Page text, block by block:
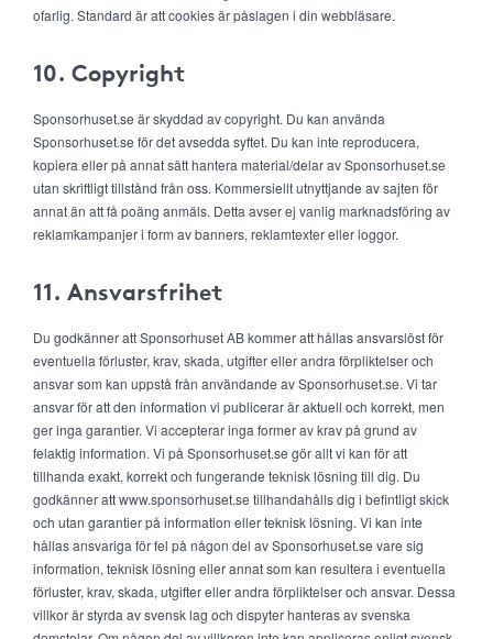
ofarlig. Standard är att cookies är påslagen i din webbläsare.
10. Copyright
Sponsorhuset.se är skyddad av copyright. Du kan använda
Sponsorhuset.se för det avsedda syftet. Du kan inte reproducera,
kopiera eller på annat sätt hantera material/delar av Sponsorhuset.se
utan skriftligt tillstånd från oss. Kommersiellt utnyttjande av sajten för
annat än att få poäng anmäls. Detta avser ej vanlig marknadsföring av
reklamkampanjer i form av banners, reklamtexter eller loggor.
11. Ansvarsfrihet
Du godkänner att Sponsorhuset AB kommer att hållas ansvarslöst för
eventuella förluster, krav, skada, utgifter eller andra förpliktelser och
ansvar som kan uppstå från användande av Sponsorhuset.se. Vi tar
ansvar för att den information vi publicerar är aktuell och korrekt, men
ger inga garantier. Vi accepterar inga former av krav på grund av
felaktig information. Vi på Sponsorhuset.se gör allt vi kan för att
tillhanda exakt, korrekt och fungerande teknisk lösning till dig. Du
godkänner att www.sponsorhuset.se tillhandahålls dig i befintligt skick
och utan garantier på information eller teknisk lösning. Vi kan inte
hållas ansvariga för fel på någon del av Sponsorhuset.se vare sig
information, teknisk lösning eller annat som kan resultera i eventuella
förluster, krav, skada, utgifter eller andra förpliktelser och ansvar. Dessa
villkor är styrda av svensk lag och dispyter hanteras av svenska